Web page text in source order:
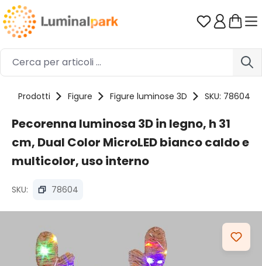
Passa al contenuto principale Hai 0
Prodotti Figure Figure luminose 3D SKU: 78604
Pecorenna luminosa 3D in legno, h 31
cm, Dual Color MicroLED bianco caldo e
multicolor, uso interno
SKU: 78604